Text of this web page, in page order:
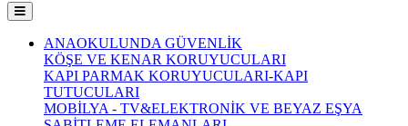
ANAOKULUNDA GÜVENLİK
KÖŞE VE KENAR KORUYUCULARI
KAPI PARMAK KORUYUCULARI-KAPI
TUTUCULARI
MOBİLYA - TV&ELEKTRONİK VE BEYAZ EŞYA